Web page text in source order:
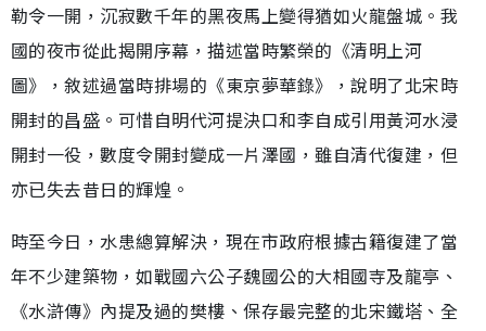
勒令一開，沉寂數千年的黑夜馬上變得猶如火龍盤城。我
國的夜市從此揭開序幕，描述當時繁榮的《清明上河
圖》，敘述過當時排場的《東京夢華錄》，說明了北宋時
開封的昌盛。可惜自明代河提決口和李自成引用黃河水浸
開封一役，數度令開封變成一片澤國，雖自清代復建，但
亦已失去昔日的輝煌。
時至今日，水患總算解決，現在市政府根據古籍復建了當
年不少建築物，如戰國六公子魏國公的大相國寺及龍亭、
《水滸傳》內提及過的樊樓、保存最完整的北宋鐵塔、全